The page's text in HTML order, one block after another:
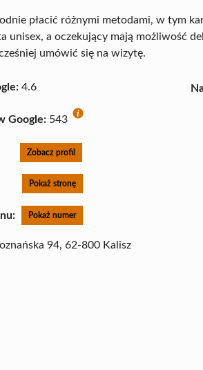
płacić różnymi metodami, w tym
unisex, a oczekujący mają możliwość
umówić się na wizytę.
4.6
Google: 543
Zobacz profil
Pokaż stronę
Pokaż numer
94, 62-800 Kalisz